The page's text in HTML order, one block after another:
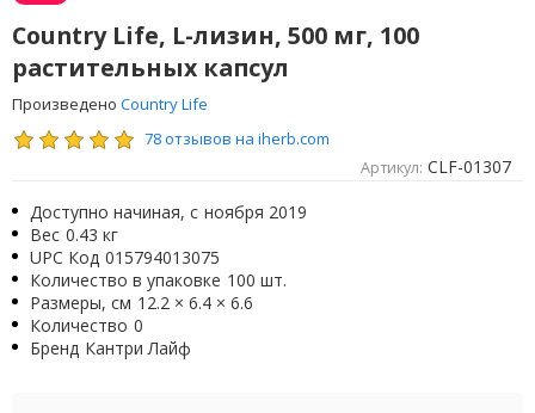
Country Life, L-лизин, 500 мг, 100
растительных капсул
Произведено Country Life
78 отзывов на iherb.com
Артикул: CLF-01307
Доступно начиная, с ноября 2019
Вес 0.43 кг
UPC Код 015794013075
Количество в упаковке 100 шт.
Размеры, см 12.2 × 6.4 × 6.6
Количество 0
Бренд Кантри Лайф